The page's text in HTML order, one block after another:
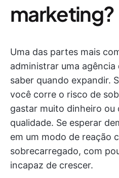
marketing?
Uma das partes mais
administrar uma
saber quando expandir.
você corre o risco de
gastar muito dinheiro ou
qualidade. Se esperar
em um modo de reação
sobrecarregado, com
incapaz de crescer.